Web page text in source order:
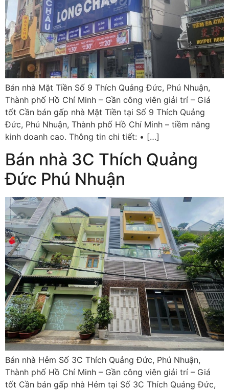
Bán nhà Mặt Tiền Số 9 Thích Quảng Đức, Phú Nhuận,
Thành phố Hồ Chí Minh – Gần công viên giải trí – Giá
tốt Cần bán gấp nhà Mặt Tiền tại Số 9 Thích Quảng
Đức, Phú Nhuận, Thành phố Hồ Chí Minh – tiềm năng
kinh doanh cao. Thông tin chi tiết: • […]
Bán nhà 3C Thích Quảng
Đức Phú Nhuận
Bán nhà Hẻm Số 3C Thích Quảng Đức, Phú Nhuận,
Thành phố Hồ Chí Minh – Gần công viên giải trí – Giá
tốt Cần bán gấp nhà Hẻm tại Số 3C Thích Quảng Đức,